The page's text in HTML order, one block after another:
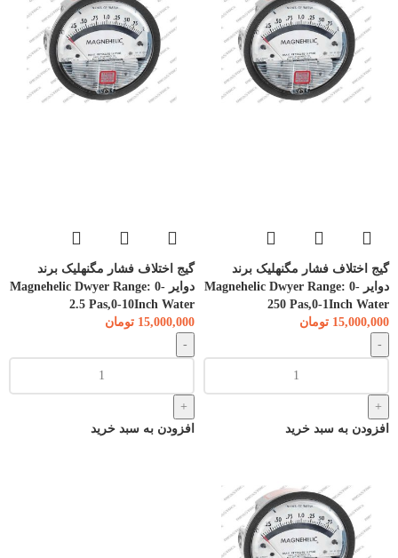
گیج اختلاف فشار مگنهلیک برند
دوایر Magnehelic Dwyer Range: 0-
250 Pas,0-1Inch Water
15,000,000 تومان
افزودن به سبد خرید
گیج اختلاف فشار مگنهلیک برند
دوایر Magnehelic Dwyer Range: 0-
2.5 Pas,0-10Inch Water
15,000,000 تومان
افزودن به سبد خرید